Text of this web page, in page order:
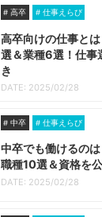
高卒 仕事えらび
高卒向けの仕事と
選＆業種6選！仕事
き
DATE: 2025/02/28
中卒 仕事えらび
中卒でも働けるの
職種10選＆資格を公
DATE: 2025/02/28